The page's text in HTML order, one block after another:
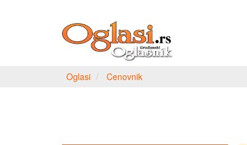
Oglasi Cenovnik